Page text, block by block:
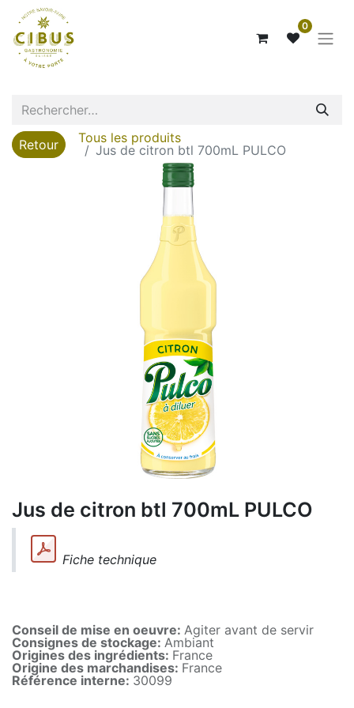
0
Retour
Tous les produits
Jus de citron btl 700mL PULCO
Jus de citron btl 700mL PULCO
Fiche technique
Conseil de mise en oeuvre: Agiter avant de servir
Consignes de stockage: Ambiant
Origines des ingrédients: France
Origine des marchandises: France
Référence interne: 30099